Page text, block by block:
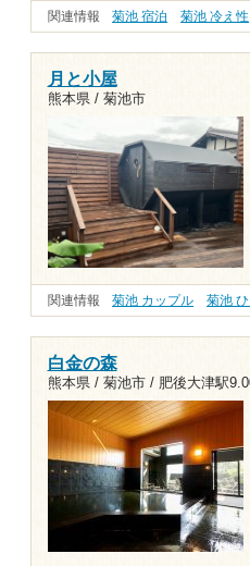
関連情報 菊池 宿泊 菊池 冷え性
月と小屋
熊本県 / 菊池市
関連情報 菊池 カップル 菊池
白金の森
熊本県 / 菊池市 / 肥後大津駅